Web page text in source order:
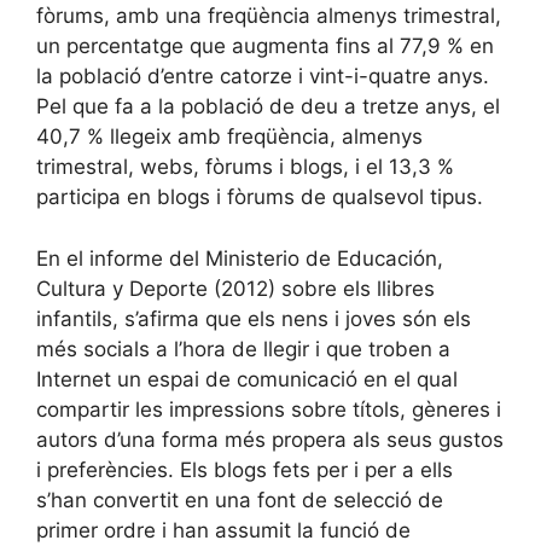
fòrums, amb una freqüència almenys trimestral,
un percentatge que augmenta fins al 77,9 % en
la població d’entre catorze i vint-i-quatre anys.
Pel que fa a la població de deu a tretze anys, el
40,7 % llegeix amb freqüència, almenys
trimestral, webs, fòrums i blogs, i el 13,3 %
participa en blogs i fòrums de qualsevol tipus.
En el informe del Ministerio de Educación,
Cultura y Deporte (2012) sobre els llibres
infantils, s’afirma que els nens i joves són els
més socials a l’hora de llegir i que troben a
Internet un espai de comunicació en el qual
compartir les impressions sobre títols, gèneres i
autors d’una forma més propera als seus gustos
i preferències. Els blogs fets per i per a ells
s’han convertit en una font de selecció de
primer ordre i han assumit la funció de